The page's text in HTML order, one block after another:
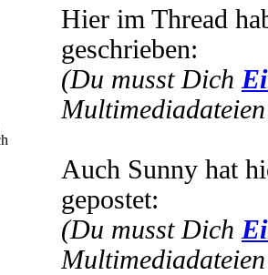
Hier im Thread
geschrieben:
(Du musst Dich
Auch Sunny hat
gepostet:
(Du musst Dich